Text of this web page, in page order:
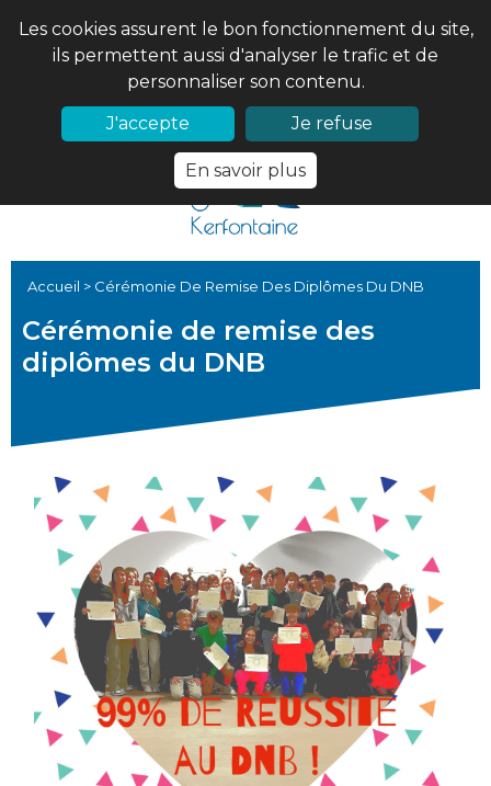
Les cookies assurent le bon fonctionnement du site,
ils permettent aussi d'analyser le trafic et de
personnaliser son contenu.
J'accepte
Je refuse
En savoir plus
02 97 56 61 18
Accueil > Cérémonie De Remise Des Diplômes Du DNB
Cérémonie de remise des
diplômes du DNB